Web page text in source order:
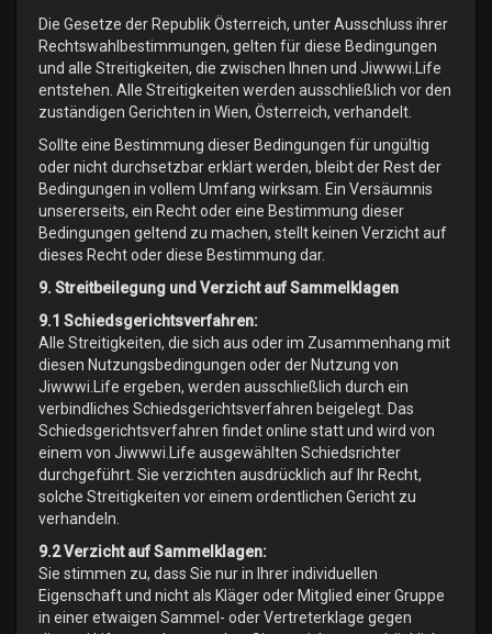
Die Gesetze der Republik Österreich, unter Ausschluss ihrer
Rechtswahlbestimmungen, gelten für diese Bedingungen
und alle Streitigkeiten, die zwischen Ihnen und Jiwwwi.Life
entstehen. Alle Streitigkeiten werden ausschließlich vor den
zuständigen Gerichten in Wien, Österreich, verhandelt.
Sollte eine Bestimmung dieser Bedingungen für ungültig
oder nicht durchsetzbar erklärt werden, bleibt der Rest der
Bedingungen in vollem Umfang wirksam. Ein Versäumnis
unsererseits, ein Recht oder eine Bestimmung dieser
Bedingungen geltend zu machen, stellt keinen Verzicht auf
dieses Recht oder diese Bestimmung dar.
9. Streitbeilegung und Verzicht auf Sammelklagen
9.1 Schiedsgerichtsverfahren:
Alle Streitigkeiten, die sich aus oder im Zusammenhang mit
diesen Nutzungsbedingungen oder der Nutzung von
Jiwwwi.Life ergeben, werden ausschließlich durch ein
verbindliches Schiedsgerichtsverfahren beigelegt. Das
Schiedsgerichtsverfahren findet online statt und wird von
einem von Jiwwwi.Life ausgewählten Schiedsrichter
durchgeführt. Sie verzichten ausdrücklich auf Ihr Recht,
solche Streitigkeiten vor einem ordentlichen Gericht zu
verhandeln.
9.2 Verzicht auf Sammelklagen:
Sie stimmen zu, dass Sie nur in Ihrer individuellen
Eigenschaft und nicht als Kläger oder Mitglied einer Gruppe
in einer etwaigen Sammel- oder Vertreterklage gegen